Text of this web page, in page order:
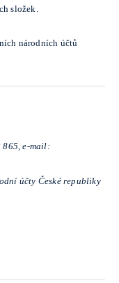
složek.
národních účtů
865, e-mail:
účty České republiky